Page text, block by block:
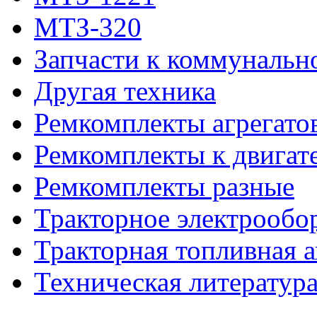
МТЗ-320
Запчасти к
Другая техника
Ремкомплекты
Ремкомплекты к
Ремкомплекты разные
Тракторное
Тракторная топливная
Техническая